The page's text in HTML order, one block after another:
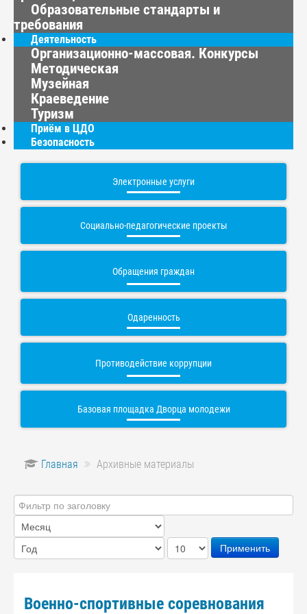
Образовательные стандарты и
требования
Деятельность
Организационно-массовая. Конкурсы
Методическая
Музейная
Краеведение
Туризм
Приём в ЦДО
Безопасность
Электронные услуги
Социально-педагогические проекты
Обращения граждан
Одаренность
Противодействие коррупции
Базовая площадка Дворца молодежи
Главная Архивные материалы
Фильтр
по
заголовку
Применить
Военно-спортивные соревнования